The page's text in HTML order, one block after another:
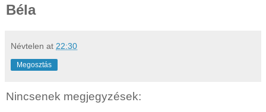
Béla
Névtelen at 22:30
Megosztás
Nincsenek megjegyzések: